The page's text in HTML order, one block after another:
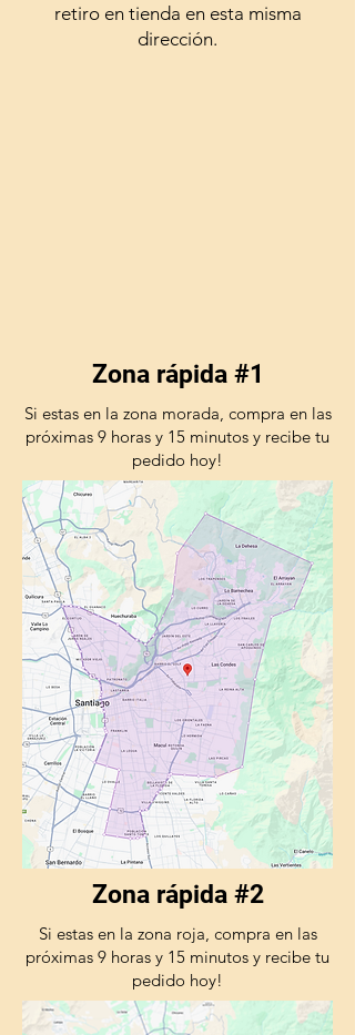
retiro en tienda en esta misma
dirección.
Zona rápida #1
Si estas en la zona morada, compra en las
próximas 9 horas y 15 minutos y recibe tu
pedido hoy!
Zona rápida #2
Si estas en la zona roja, compra en las
próximas 9 horas y 15 minutos y recibe tu
pedido hoy!